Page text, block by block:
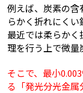
例えば、炭素の
らかく折れにくい
最近では柔らか
理を行う上で微量
そこで、最小
る「発光分光金